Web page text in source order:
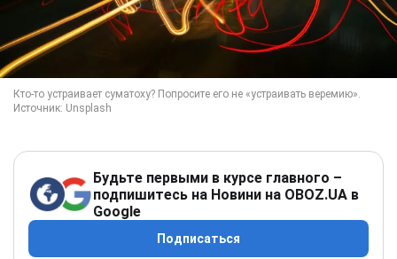
Будьте первыми в курсе главного –
подпишитесь на Новини на OBOZ.UA в
Google
Подписаться